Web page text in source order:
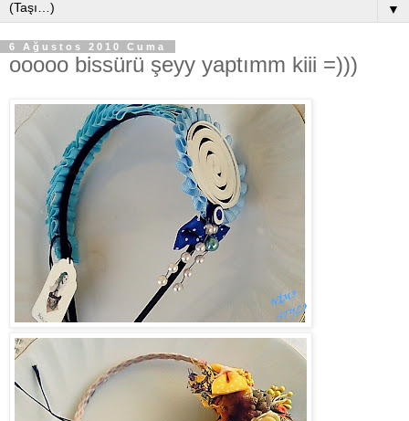
▼
6 Ağustos 2010 Cuma
ooooo bissürü şeyy yaptımm kiii =)))